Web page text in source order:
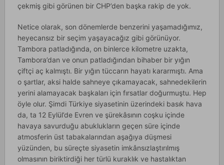
çekmiş gibi görünen bir CHP’den başka rakip de yok.
Netice olarak, son dönemlerde benzerini yaşamadığımız,
heyecansız bir seçim yaşayacağız gibi görünüyor.
Tambora patladığında, on binlerce kilometre uzakta,
Tambora’dan ve onun patladığından bihaber bir yığın
çiftçi aç kalmıştı. Bir yığın tüccarın hayatı kararmıştı. Ama
o şartlar, aksi halde sahneye çıkamayacak, sahnedekilerin
yerini alamayacak başkaları için fırsatlar doğurmuştu. Hep
öyle olur. Şimdi Türkiye siyasetinin üzerindeki basık hava
da, ta 12 Eylül’de Evren ve şürekâsının coşku içinde
havaya savurduğu abuklukların geçen süre içinde
atmosferin üst tabakalarından aşağıya düşmesi
yüzünden, bu süreçte siyasetin imkânsızlaştırılmış
olmasının biriktirdiği her türlü kuraklık ve hastalıktan